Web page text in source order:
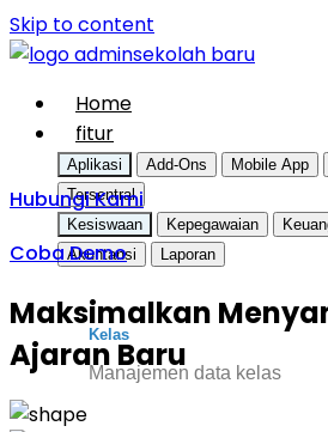
Skip to content
Home
fitur
Aplikasi Add-Ons Mobile App
Tersentral
Kesiswaan
Kepegawaian
Akuntansi
Laporan
Kelas
Manajemen data kelas
Hubungi Kami
Coba Demo
Maksimalkan
Ajaran Baru